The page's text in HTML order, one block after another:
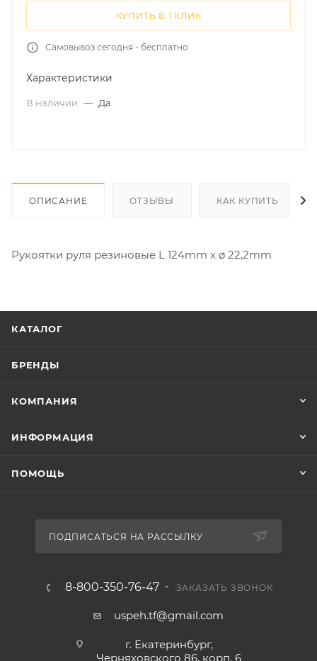
КУПИТЬ В 1 КЛИК
Самовывоз сегодня - бесплатно
Характеристики
В наличии — Да
ОПИСАНИЕ ОТЗЫВЫ КАК КУПИТЬ
Рукоятки руля резиновые L 124mm x ø 22,2mm
КАТАЛОГ
БРЕНДЫ
КОМПАНИЯ
ИНФОРМАЦИЯ
ПОМОЩЬ
ПОДПИСАТЬСЯ НА РАССЫЛКУ
8-800-350-76-47 ЗАКАЗАТЬ ЗВОНОК
uspeh.tf@gmail.com
г. Екатеринбург,
Черняховского 86, корп. 6​